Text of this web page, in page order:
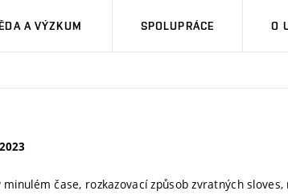
A VÝZKUM SPOLUPRÁCE O
čase, rozkazovací způsob zvratných